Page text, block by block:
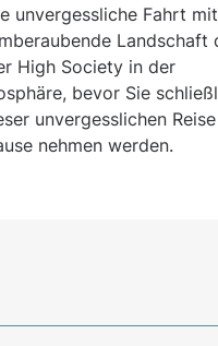
unvergessliche Fahrt mit
Landschaft
High Society in der
bevor Sie
unvergesslichen Reise
nehmen werden.